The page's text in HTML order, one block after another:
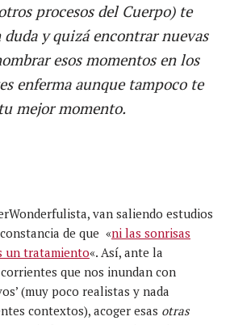
procesos del Cuerpo) te
y quizá encontrar nuevas
esos momentos en los
enferma aunque tampoco te
mejor momento.
van saliendo estudios
de que «ni las sonrisas
un tratamiento«. Así, ante la
que nos inundan con
(muy poco realistas y nada
contextos), acoger esas otras